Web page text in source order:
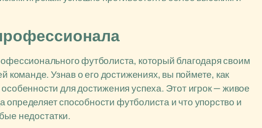
футболиста, который благодаря своим
команде. Узнав о его достижениях, вы поймете, как
для достижения успеха. Этот игрок — живое
определяет способности футболиста и что упорство и
недостатки.